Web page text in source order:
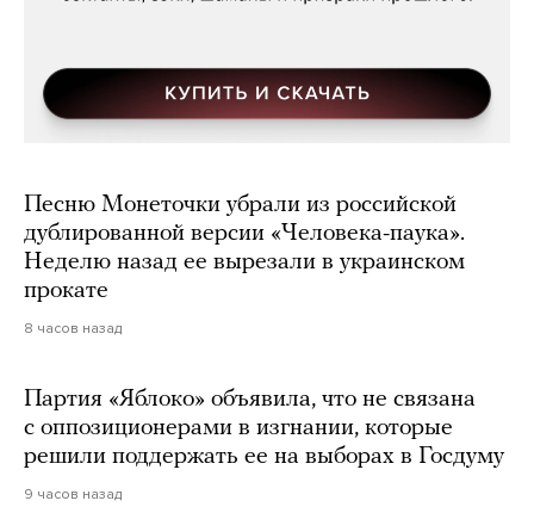
Песню Монеточки убрали из российской
дублированной версии «Человека-паука».
Неделю назад ее вырезали в украинском
прокате
8 часов назад
Партия «Яблоко» объявила, что не связана
с оппозиционерами в изгнании, которые
решили поддержать ее на выборах в Госдуму
9 часов назад